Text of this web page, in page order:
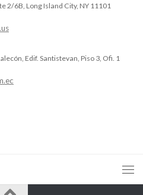
2/6B, Long Island City, NY 11101
Edif. Santistevan, Piso 3, Ofi. 1